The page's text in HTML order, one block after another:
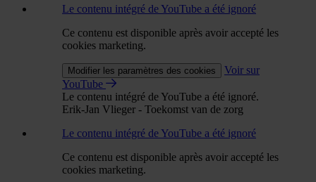
Le contenu intégré de YouTube a été ignoré
Ce contenu est disponible après avoir accepté les
cookies marketing.
Modifier les paramètres des cookies
Voir sur
YouTube
Le contenu intégré de YouTube a été ignoré.
Erik-Jan Vlieger - Toekomst van de zorg
Le contenu intégré de YouTube a été ignoré
Ce contenu est disponible après avoir accepté les
cookies marketing.